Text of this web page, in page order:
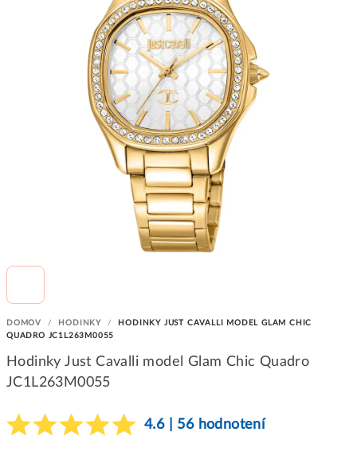
DOMOV / HODINKY /
HODINKY JUST CAVALLI MODEL GLAM CHIC
QUADRO JC1L263M0055
Hodinky Just Cavalli model Glam Chic Quadro
JC1L263M0055
4.6 | 56 hodnotení